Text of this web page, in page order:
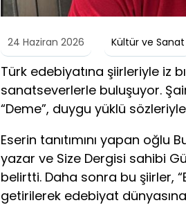
24 Haziran 2026 Kültür ve Sanat
Türk edebiyatına şiirleriyle iz
sanatseverlerle buluşuyor.
“Deme”, duygu yüklü
Eserin tanıtımını yapan oğlu
yazar ve Size Dergisi sahibi
belirtti. Daha sonra bu şiirler,
getirilerek edebiyat dünyasına